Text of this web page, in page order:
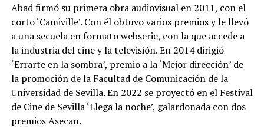
Abad firmó su primera obra audiovisual en 2011, con el
corto ‘Camiville’. Con él obtuvo varios premios y le llevó
a una secuela en formato webserie, con la que accede a
la industria del cine y la televisión. En 2014 dirigió
‘Errarte en la sombra’, premio a la ‘Mejor dirección’ de
la promoción de la Facultad de Comunicación de la
Universidad de Sevilla. En 2022 se proyectó en el Festival
de Cine de Sevilla ‘Llega la noche’, galardonada con dos
premios Asecan.